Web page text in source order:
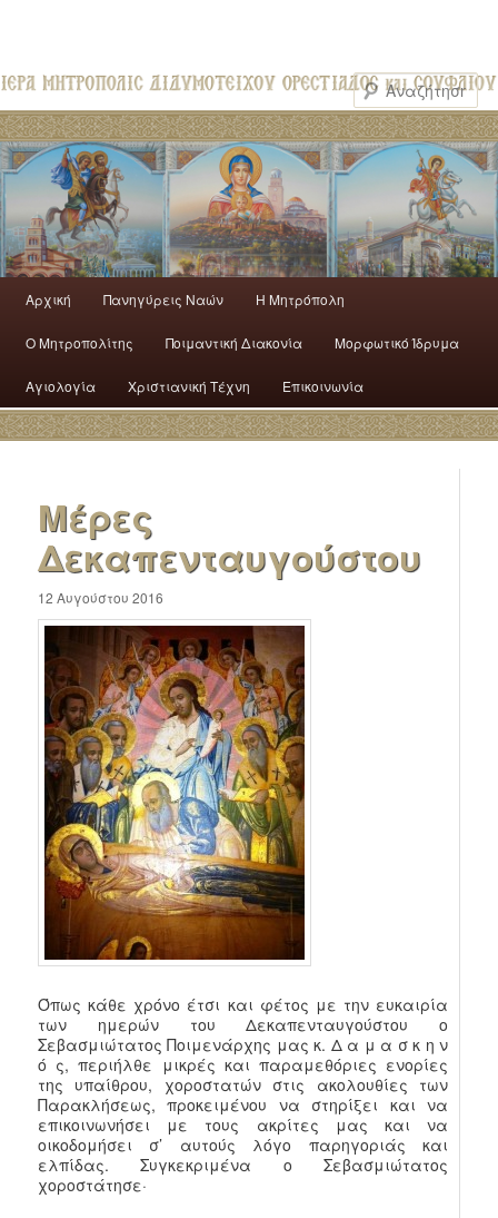
Αρχική Πανηγύρεις Ναών H Mητρόπολη
Ο Mητροπολίτης Ποιμαντική Διακονία Μορφωτικό Ίδρυμα
Αγιολογία Χριστιανική Τέχνη Επικοινωνία
Μέρες
Δεκαπενταυγούστου
12 Αυγούστου 2016
Όπως κάθε χρόνο έτσι και φέτος με την ευκαιρία
των ημερών του Δεκαπενταυγούστου ο
Σεβασμιώτατος Ποιμενάρχης μας κ. Δ α μ α σ κ η ν
ό ς, περιήλθε μικρές και παραμεθόριες ενορίες
της υπαίθρου, χοροστατών στις ακολουθίες των
Παρακλήσεως, προκειμένου να στηρίξει και να
επικοινωνήσει με τους ακρίτες μας και να
οικοδομήσει σ’ αυτούς λόγο παρηγοριάς και
ελπίδας. Συγκεκριμένα ο Σεβασμιώτατος
χοροστάτησε·